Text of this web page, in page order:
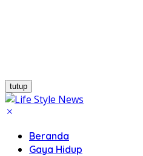
tutup
Beranda
Gaya Hidup